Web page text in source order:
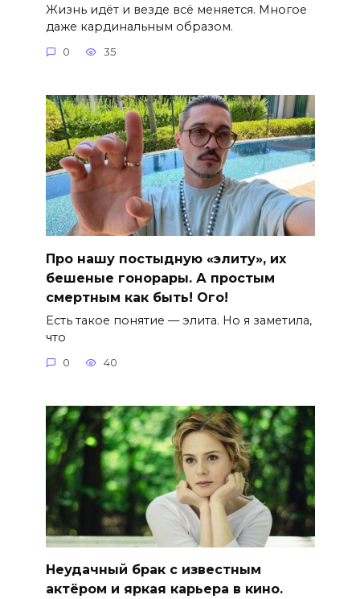
Жизнь идёт и везде всё меняется. Многое
даже кардинальным образом.
0 35
Про нашу постыдную «элиту», их
бешеные гонорары. А простым
смертным как быть! Ого!
Есть такое понятие — элита. Но я заметила,
что
0 40
Неудачный брак с известным
актёром и яркая карьера в кино.